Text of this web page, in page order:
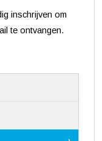
inschrijven om
te ontvangen.